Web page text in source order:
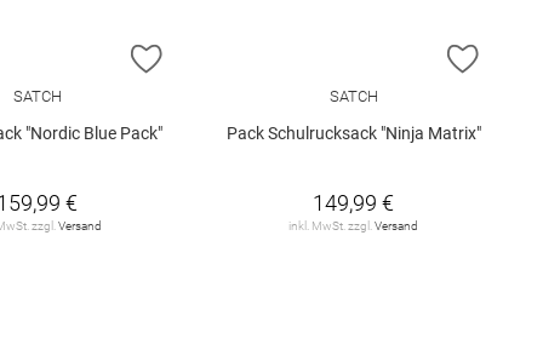
HINZUFÜGEN
SATCH
"Nordic Blue Pack"
€
zzgl.Versand
ZUR
SATCH
Pack Schulrucksack "Ninja Matrix"
149,99 €
inkl. MwSt. zzgl.Versand